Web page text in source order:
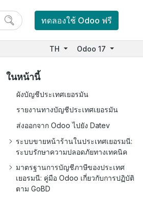
ทดลองใช้ Odoo ฟรี
TH Odoo 17
ในหน้านี้
ผังบัญชีประเทศเยอรมัน
รายงานทางบัญชีประเทศเยอรมัน
ส่งออกจาก Odoo ไปยัง Datev
ระบบขายหน้าร้านในประเทศเยอรมนี:
ระบบรักษาความปลอดภัยทางเทคนิค
มาตรฐานการบัญชีภาษีของประเทศ
เยอรมนี: คู่มือ Odoo เกี่ยวกับการปฏิบัติ
ตาม GoBD